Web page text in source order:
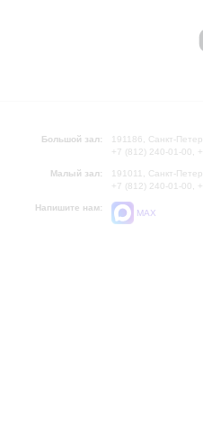
Большой зал:
191186, Санкт-
+7 (812) 240-01-00,
Малый зал:
191011, Санкт-
+7 (812) 240-01-00,
Напишите нам:
MAX